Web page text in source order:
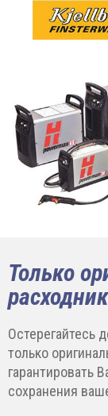
Только
Остерегайтесь
только
гарантировать
сохранения